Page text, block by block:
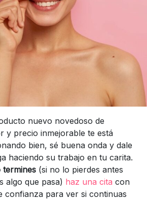
nuevo novedoso de
y precio inmejorable te está
bien, sé buena onda y dale
haciendo su trabajo en tu carita.
termines (si no lo pierdes antes
algo que pasa) haz una cita con
confianza para ver si continuas